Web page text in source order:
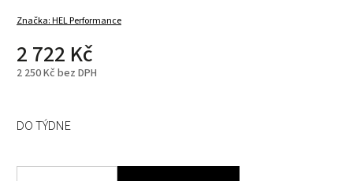
Značka:HEL Performance
2 722 Kč
2 250 Kč bez DPH
DO TÝDNE